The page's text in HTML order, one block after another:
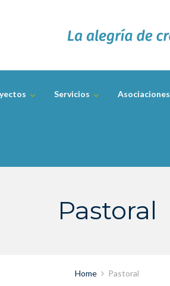
Servicios Asociaciones
Pastoral
Home Pastoral